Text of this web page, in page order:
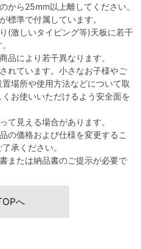
から25mm以上離してください。
標準で付属しています。
(激しいタイピング等)天板に若干
品により若干異なります。
れています。小さなお子様やご
場所や使用方法などについて取
お使いいただけるよう安全面を
て見える場合があります。
の価格および仕様を変更するこ
承ください。
または納品書のご提示が必要で
へ